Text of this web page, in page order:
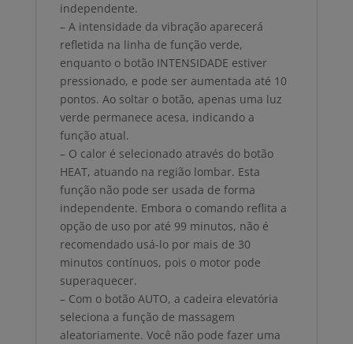
independente.
– A intensidade da vibração aparecerá
refletida na linha de função verde,
enquanto o botão INTENSIDADE estiver
pressionado, e pode ser aumentada até 10
pontos. Ao soltar o botão, apenas uma luz
verde permanece acesa, indicando a
função atual.
– O calor é selecionado através do botão
HEAT, atuando na região lombar. Esta
função não pode ser usada de forma
independente. Embora o comando reflita a
opção de uso por até 99 minutos, não é
recomendado usá-lo por mais de 30
minutos contínuos, pois o motor pode
superaquecer.
– Com o botão AUTO, a cadeira elevatória
seleciona a função de massagem
aleatoriamente. Você não pode fazer uma